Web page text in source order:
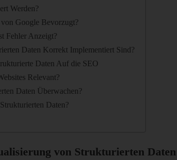
Werden?
Google Bevorzugt?
Fehler Anzeigt?
Daten Korrekt Implementiert Sind?
Daten Auf die SEO
Relevant?
Daten Überwachen?
Daten?
von Strukturierten Daten